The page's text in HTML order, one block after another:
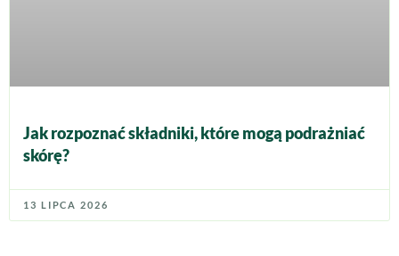
Jak rozpoznać składniki, które mogą podrażniać
skórę?
13 LIPCA 2026